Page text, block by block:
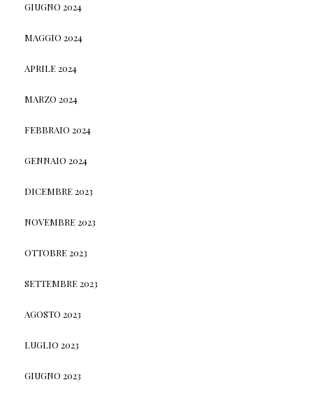
GIUGNO 2024
MAGGIO 2024
APRILE 2024
MARZO 2024
FEBBRAIO 2024
GENNAIO 2024
DICEMBRE 2023
NOVEMBRE 2023
OTTOBRE 2023
SETTEMBRE 2023
AGOSTO 2023
LUGLIO 2023
GIUGNO 2023